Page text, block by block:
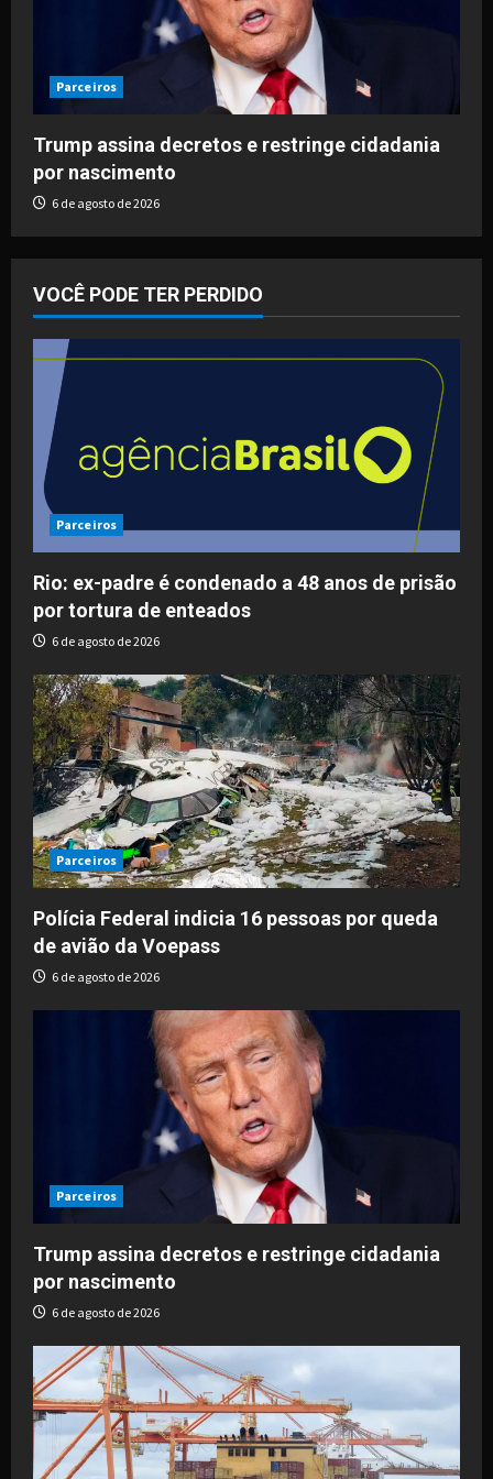
Parceiros
Trump assina decretos e restringe cidadania
por nascimento
6 de agosto de 2026
VOCÊ PODE TER PERDIDO
Parceiros
Rio: ex-padre é condenado a 48 anos de prisão
por tortura de enteados
6 de agosto de 2026
Parceiros
Polícia Federal indicia 16 pessoas por queda
de avião da Voepass
6 de agosto de 2026
Parceiros
Trump assina decretos e restringe cidadania
por nascimento
6 de agosto de 2026